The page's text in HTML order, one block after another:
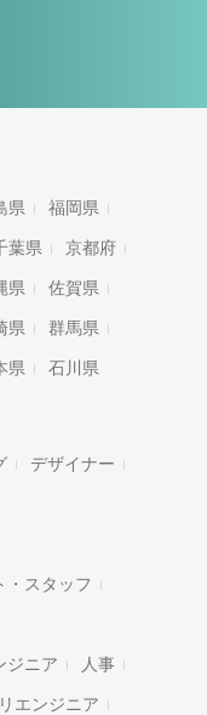
県 福岡県
葉県 京都府
県 佐賀県
県 群馬県
県 石川県
デザイナー
・スタッフ
ジニア 人事
エンジニア